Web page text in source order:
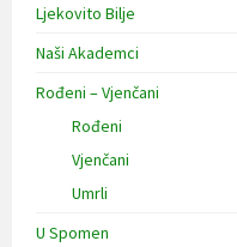
Ljekovito Bilje
Naši Akademci
Rođeni – Vjenčani
Rođeni
Vjenčani
Umrli
U Spomen